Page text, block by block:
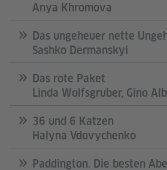
Anya Khromova
Das ungeheuer nette
Sashko Dermanskyi
Das rote Paket
Linda Wolfsgruber, Gino
36 und 6 Katzen
Halyna Vdovychenko
Paddington. Die besten